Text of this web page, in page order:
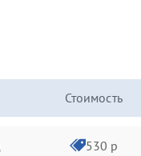
Стоимость
530 р